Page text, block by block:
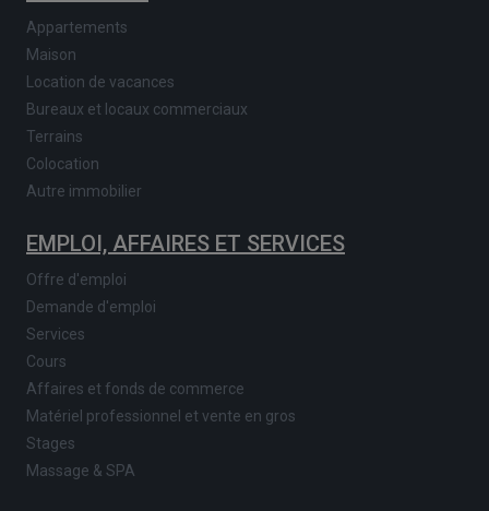
Appartements
Maison
Location de vacances
Bureaux et locaux commerciaux
Terrains
Colocation
Autre immobilier
EMPLOI, AFFAIRES ET SERVICES
Offre d'emploi
Demande d'emploi
Services
Cours
Affaires et fonds de commerce
Matériel professionnel et vente en gros
Stages
Massage & SPA